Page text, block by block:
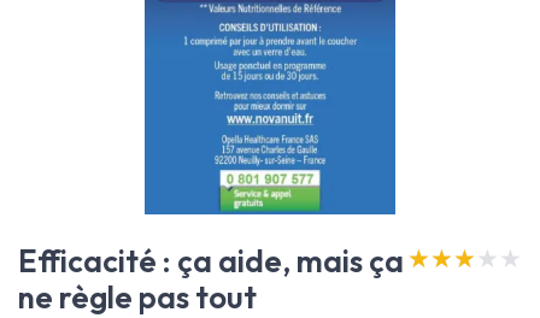
Efficacité : ça aide, mais ça
ne règle pas tout
★★★★★
★★★★★